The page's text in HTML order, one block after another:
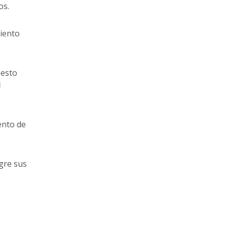
de
sus